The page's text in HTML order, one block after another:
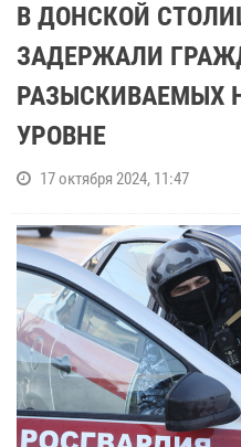
В ДОНСКОЙ
ЗАДЕРЖАЛИ
РАЗЫСКИВАЕМЫХ
УРОВНЕ
17 октября 2024, 11:47